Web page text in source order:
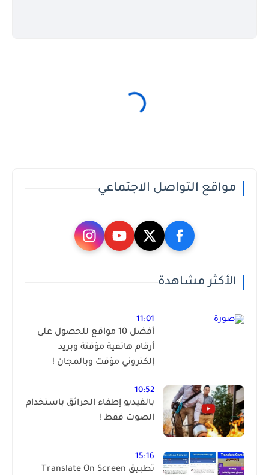
مواقع التواصل الاجتماعي
الأكثر مشاهدة
11:01
أفضل 10 مواقع للحصول على
أرقام هاتفية مؤقتة وبريد
إلكتروني مؤقت وبالمجان !
10:52
بالفيديو إطفاء الحرائق باستخدام
الصوت فقط !
15:16
تطبيق Translate On Screen